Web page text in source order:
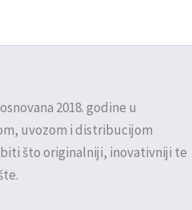
2018. godine u
uvozom i distribucijom
biti što originalniji, inovativniji te